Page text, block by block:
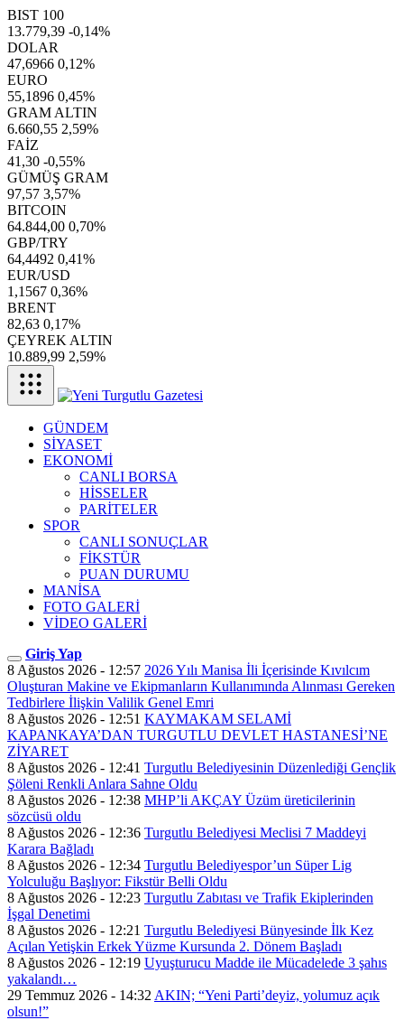
BIST 100
13.779,39 -0,14%
DOLAR
47,6966 0,12%
EURO
55,1896 0,45%
GRAM ALTIN
6.660,55 2,59%
FAİZ
41,30 -0,55%
GÜMÜŞ GRAM
97,57 3,57%
BITCOIN
64.844,00 0,70%
GBP/TRY
64,4492 0,41%
EUR/USD
1,1567 0,36%
BRENT
82,63 0,17%
ÇEYREK ALTIN
10.889,99 2,59%
GÜNDEM
SİYASET
EKONOMİ
CANLI BORSA
HİSSELER
PARİTELER
SPOR
CANLI SONUÇLAR
FİKSTÜR
PUAN DURUMU
MANİSA
FOTO GALERİ
VİDEO GALERİ
Giriş Yap
8 Ağustos 2026 - 12:57 2026 Yılı Manisa İli İçerisinde Kıvılcım
Oluşturan Makine ve Ekipmanların Kullanımında Alınması Gereken
Tedbirlere İlişkin Valilik Genel Emri
8 Ağustos 2026 - 12:51 KAYMAKAM SELAMİ
KAPANKAYA’DAN TURGUTLU DEVLET HASTANESİ’NE
ZİYARET
8 Ağustos 2026 - 12:41 Turgutlu Belediyesinin Düzenlediği Gençlik
Şöleni Renkli Anlara Sahne Oldu
8 Ağustos 2026 - 12:38 MHP’li AKÇAY Üzüm üreticilerinin
sözcüsü oldu
8 Ağustos 2026 - 12:36 Turgutlu Belediyesi Meclisi 7 Maddeyi
Karara Bağladı
8 Ağustos 2026 - 12:34 Turgutlu Belediyespor’un Süper Lig
Yolculuğu Başlıyor: Fikstür Belli Oldu
8 Ağustos 2026 - 12:23 Turgutlu Zabıtası ve Trafik Ekiplerinden
İşgal Denetimi
8 Ağustos 2026 - 12:21 Turgutlu Belediyesi Bünyesinde İlk Kez
Açılan Yetişkin Erkek Yüzme Kursunda 2. Dönem Başladı
8 Ağustos 2026 - 12:19 Uyuşturucu Madde ile Mücadelede 3 şahıs
yakalandı…
29 Temmuz 2026 - 14:32 AKIN; “Yeni Parti’deyiz, yolumuz açık
olsun!”